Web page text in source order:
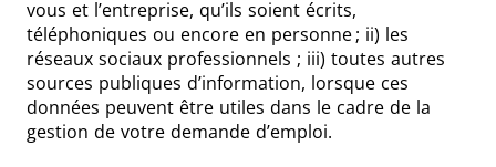
vous et l’entreprise, qu’ils soient écrits,
téléphoniques ou encore en personne ; ii) les
réseaux sociaux professionnels ; iii) toutes autres
sources publiques d’information, lorsque ces
données peuvent être utiles dans le cadre de la
gestion de votre demande d’emploi.